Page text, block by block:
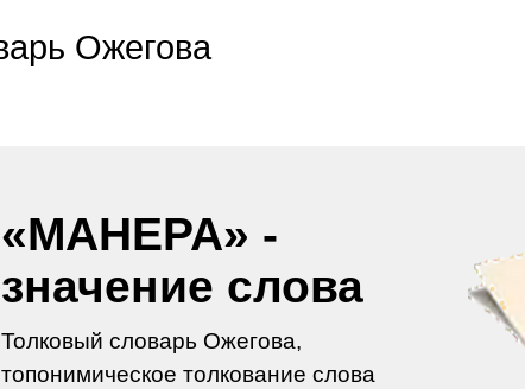
«МАНЕРА» -
значение слова
Толковый словарь Ожегова,
топонимическое толкование слова
Ожегова